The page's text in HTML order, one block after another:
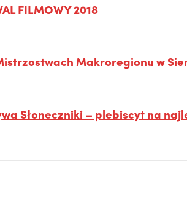
FILMOWY 2018
Makroregionu w
Słoneczniki – plebiscyt na